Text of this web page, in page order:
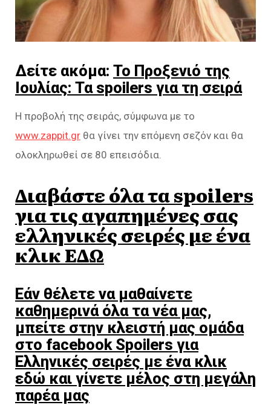
Δείτε ακόμα: Το Προξενιό της
Ιουλίας: Τα spoilers για τη σειρά
Η προβολή της σειράς, σύμφωνα με το
www.zappit.gr θα γίνει την επόμενη σεζόν και θα
ολοκληρωθεί σε 80 επεισόδια.
Διαβάστε όλα τα spoilers
για τις αγαπημένες σας
ελληνικές σειρές με ένα
κλικ ΕΔΩ
Εάν θέλετε να μαθαίνετε
καθημερινά όλα τα νέα μας,
μπείτε στην κλειστή μας ομάδα
στο facebook Spoilers για
Ελληνικές σειρές με ένα κλικ
εδώ και γίνετε μέλος στη μεγάλη
παρέα μας